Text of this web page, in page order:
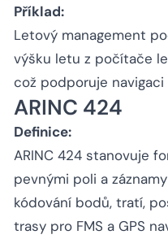
Příklad:
Letový management
výšku letu z počítače
což podporuje
ARINC 424
Definice:
ARINC 424 stanovuje
pevnými poli a
kódování bodů, tratí,
trasy pro FMS a GPS